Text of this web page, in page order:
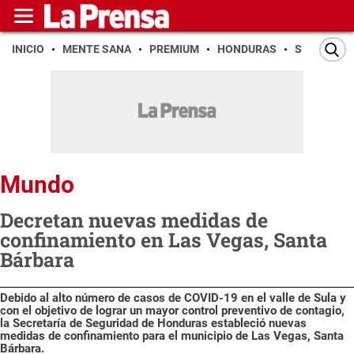
INICIO MENTE SANA PREMIUM HONDURAS SAN PEDRO
Mundo
Decretan nuevas medidas de
confinamiento en Las Vegas, Santa
Bárbara
Debido al alto número de casos de COVID-19 en el valle de Sula y
con el objetivo de lograr un mayor control preventivo de contagio,
la Secretaría de Seguridad de Honduras estableció nuevas
medidas de confinamiento para el municipio de Las Vegas, Santa
Bárbara.